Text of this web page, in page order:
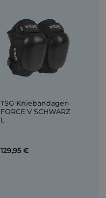
TSG Kniebandagen
FORCE V SCHWARZ
L
129,95 €